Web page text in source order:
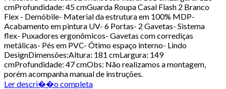
cmProfundidade: 45 cmGuarda Roupa Casal Flash 2 Branco
Flex - Demóbile- Material da estrutura em 100% MDP-
Acabamento em pintura UV- 6 Portas- 2 Gavetas- Sistema
flex- Puxadores ergonômicos- Gavetas com corrediças
metálicas- Pés em PVC- Ótimo espaço interno- Lindo
DesignDimensões:Altura: 181 cmLargura: 149
cmProfundidade: 47 cmObs: Não realizamos a montagem,
porém acompanha manual de instruções.
Ler descri��o completa